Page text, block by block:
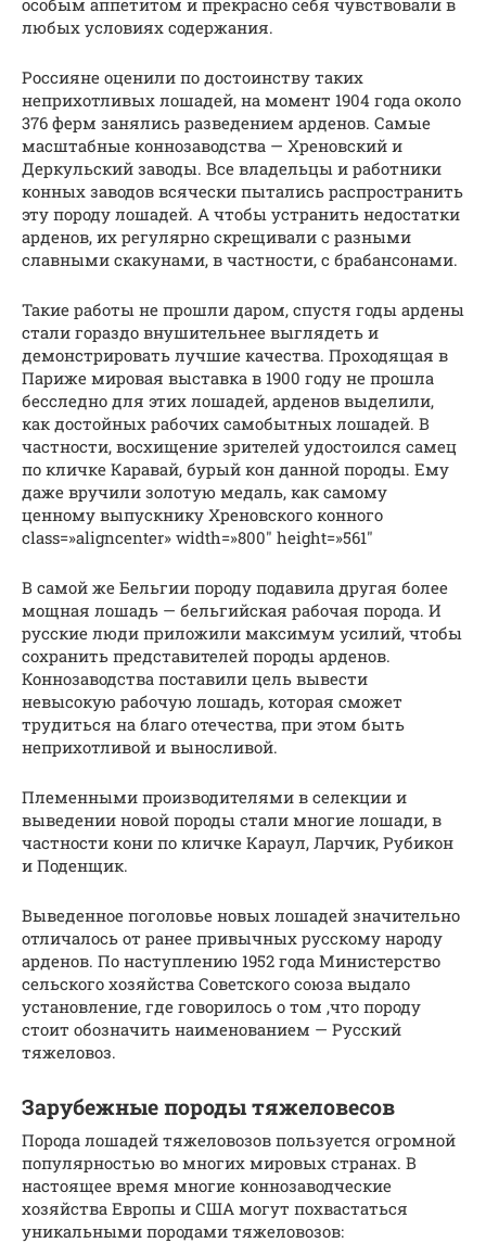
любых условиях содержания.
Россияне оценили по достоинству таких
неприхотливых лошадей, на момент 1904 года около
376 ферм занялись разведением арденов. Самые
масштабные коннозаводства — Хреновский и
Деркульский заводы. Все владельцы и работники
конных заводов всячески пытались распространить
эту породу лошадей. А чтобы устранить недостатки
арденов, их регулярно скрещивали с разными
славными скакунами, в частности, с брабансонами.
Такие работы не прошли даром, спустя годы ардены
стали гораздо внушительнее выглядеть и
демонстрировать лучшие качества. Проходящая в
Париже мировая выставка в 1900 году не прошла
бесследно для этих лошадей, арденов выделили,
как достойных рабочих самобытных лошадей. В
частности, восхищение зрителей удостоился самец
по кличке Каравай, бурый кон данной породы. Ему
даже вручили золотую медаль, как самому
ценному выпускнику Хреновского конного
class=»aligncenter» width=»800″ height=»561″
В самой же Бельгии породу подавила другая более
мощная лошадь — бельгийская рабочая порода. И
русские люди приложили максимум усилий, чтобы
сохранить представителей породы арденов.
Коннозаводства поставили цель вывести
невысокую рабочую лошадь, которая сможет
трудиться на благо отечества, при этом быть
неприхотливой и выносливой.
Племенными производителями в селекции и
выведении новой породы стали многие лошади, в
частности кони по кличке Караул, Ларчик, Рубикон
и Поденщик.
Выведенное поголовье новых лошадей значительно
отличалось от ранее привычных русскому народу
арденов. По наступлению 1952 года Министерство
сельского хозяйства Советского союза выдало
установление, где говорилось о том ,что породу
стоит обозначить наименованием — Русский
тяжеловоз.
Зарубежные породы тяжеловесов
Порода лошадей тяжеловозов пользуется огромной
популярностью во многих мировых странах. В
настоящее время многие коннозаводческие
хозяйства Европы и США могут похвастаться
уникальными породами тяжеловозов: